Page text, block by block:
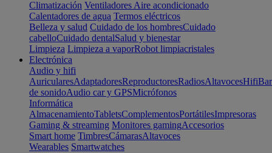
Climatización Ventiladores Aire acondicionado
Calentadores de agua Termos eléctricos
Belleza y salud Cuidado de los hombresCuidado
cabelloCuidado dentalSalud y bienestar
Limpieza Limpieza a vaporRobot limpiacristales
Electrónica
Audio y hifi
AuricularesAdaptadoresReproductoresRadiosAltavocesHifi
de sonidoAudio car y GPSMicrófonos
Informática
AlmacenamientoTabletsComplementosPortátilesImpresoras
Gaming & streaming Monitores gamingAccesorios
Smart home TimbresCámarasAltavoces
Wearables Smartwatches